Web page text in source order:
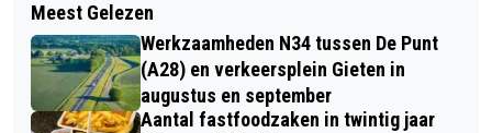
Meest Gelezen
Werkzaamheden N34 tussen De Punt
(A28) en verkeersplein Gieten in
augustus en september
Aantal fastfoodzaken in twintig jaar